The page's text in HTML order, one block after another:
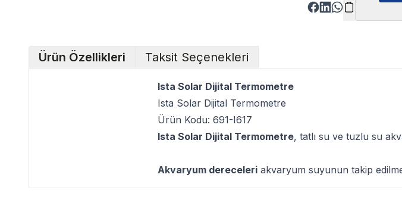
Ürün Özellikleri Taksit Seçenekleri
Ista Solar Dijital Termometre
Ista Solar Dijital Termometre
Ürün Kodu: 691-I617
Ista Solar Dijital Termometre, tatlı su ve tuzlu su
Akvaryum dereceleri akvaryum suyunun takip